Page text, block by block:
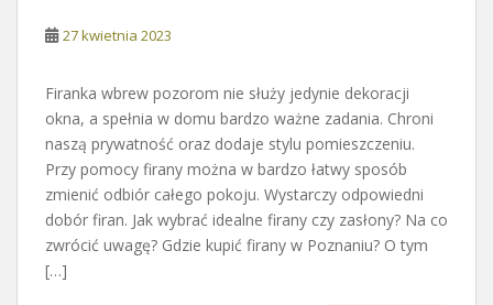
27 kwietnia 2023
Firanka wbrew pozorom nie służy jedynie dekoracji
okna, a spełnia w domu bardzo ważne zadania. Chroni
naszą prywatność oraz dodaje stylu pomieszczeniu.
Przy pomocy firany można w bardzo łatwy sposób
zmienić odbiór całego pokoju. Wystarczy odpowiedni
dobór firan. Jak wybrać idealne firany czy zasłony? Na co
zwrócić uwagę? Gdzie kupić firany w Poznaniu? O tym
[…]